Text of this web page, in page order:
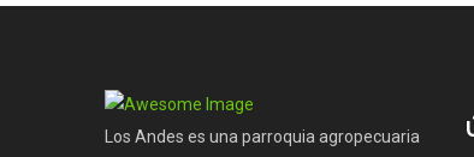
Los Andes es una parroquia agropecuaria